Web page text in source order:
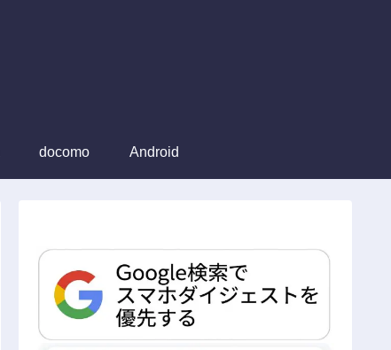
docomo Android